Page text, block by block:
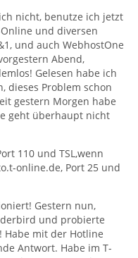
nicht, benutze ich jetzt
und diversen
und auch WebhostOne
Abend,
Gelesen habe ich
dieses Problem schon
gestern Morgen habe
geht überhaupt nicht
110 und TSL,wenn
online.de, Port 25 und
Gestern nun,
und probierte
Habe mit der Hotline
Antwort. Habe im T-